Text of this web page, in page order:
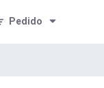
Pedido